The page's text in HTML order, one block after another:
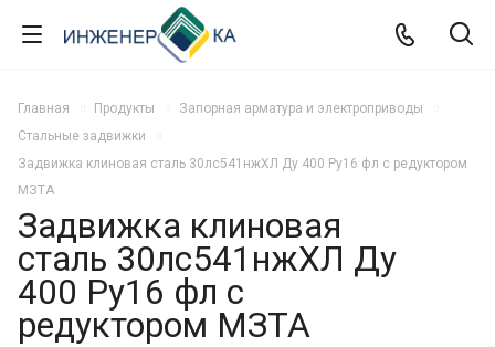
Главная Продукты
Запорная арматура и электроприводы
Стальные задвижки
Задвижка клиновая сталь 30лс541нжХЛ Ду 400 Ру16 фл с редуктором
МЗТА
Задвижка клиновая
сталь 30лс541нжХЛ Ду
400 Ру16 фл с
редуктором МЗТА